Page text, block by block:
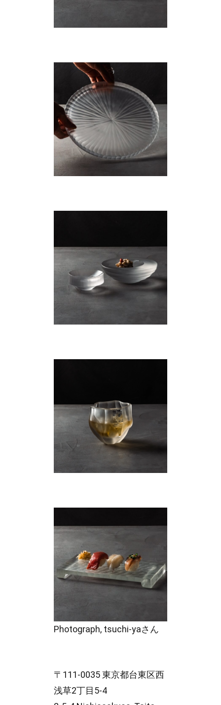
Photograph, tsuchi-yaさん
〒111-0035 東京都台東区西
浅草2丁目5-4